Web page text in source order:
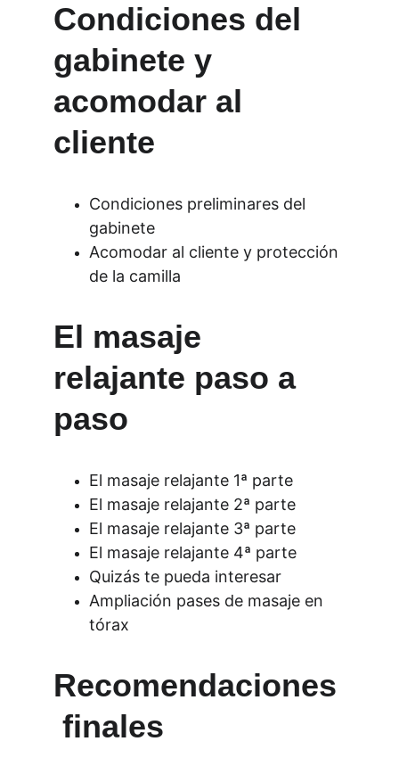
Condiciones del
gabinete y
acomodar al
cliente
Condiciones preliminares del
gabinete
Acomodar al cliente y protección
de la camilla
El masaje
relajante paso a
paso
El masaje relajante 1ª parte
El masaje relajante 2ª parte
El masaje relajante 3ª parte
El masaje relajante 4ª parte
Quizás te pueda interesar
Ampliación pases de masaje en
tórax
Recomendaciones
finales